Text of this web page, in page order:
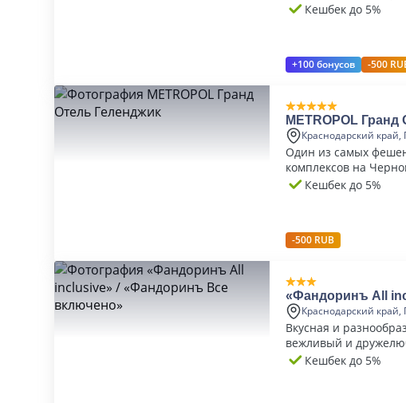
Кешбек до 5%
+100 бонусов -500
METROPOL
Краснодарский край,
Один из самых
комплексов на
Кешбек до 5%
-500 RUB
«Фандоринъ All
Все включено»
Краснодарский край,
Вкусная и
вежливый и
Кешбек до 5%